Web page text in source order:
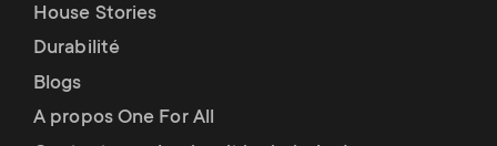
House Stories
Durabilité
Blogs
A propos One For All